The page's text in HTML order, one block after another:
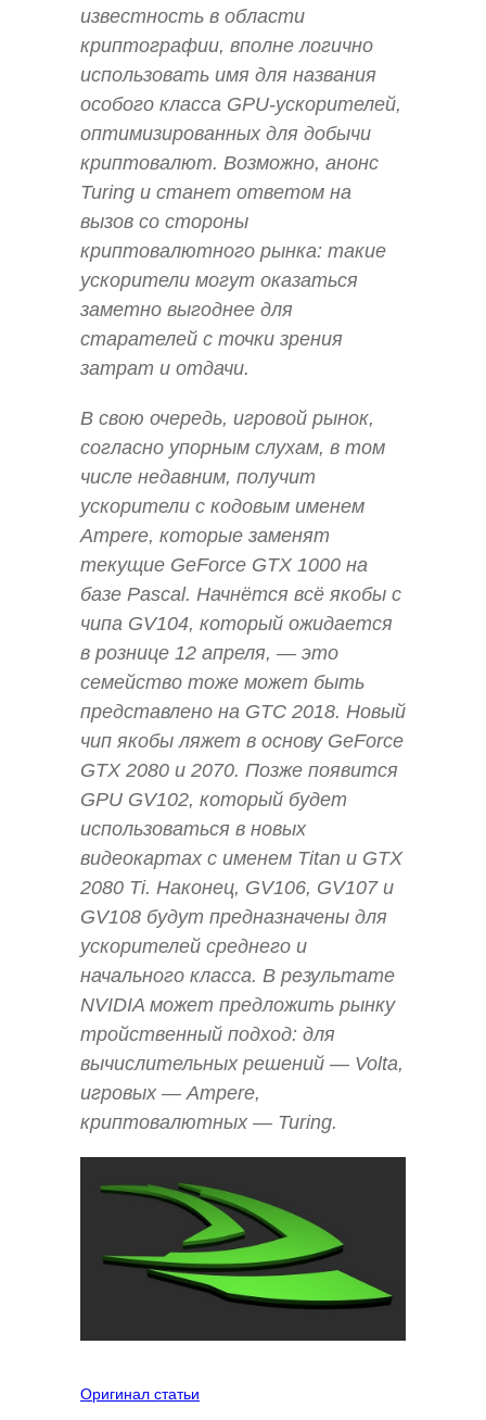
известность в области
криптографии, вполне логично
использовать имя для названия
особого класса GPU-ускорителей,
оптимизированных для добычи
криптовалют. Возможно, анонс
Turing и станет ответом на
вызов со стороны
криптовалютного рынка: такие
ускорители могут оказаться
заметно выгоднее для
старателей с точки зрения
затрат и отдачи.
В свою очередь, игровой рынок,
согласно упорным слухам, в том
числе недавним, получит
ускорители с кодовым именем
Ampere, которые заменят
текущие GeForce GTX 1000 на
базе Pascal. Начнётся всё якобы с
чипа GV104, который ожидается
в рознице 12 апреля, — это
семейство тоже может быть
представлено на GTC 2018. Новый
чип якобы ляжет в основу GeForce
GTX 2080 и 2070. Позже появится
GPU GV102, который будет
использоваться в новых
видеокартах с именем Titan и GTX
2080 Ti. Наконец, GV106, GV107 и
GV108 будут предназначены для
ускорителей среднего и
начального класса. В результате
NVIDIA может предложить рынку
тройственный подход: для
вычислительных решений — Volta,
игровых — Ampere,
криптовалютных — Turing.
Оригинал статьи